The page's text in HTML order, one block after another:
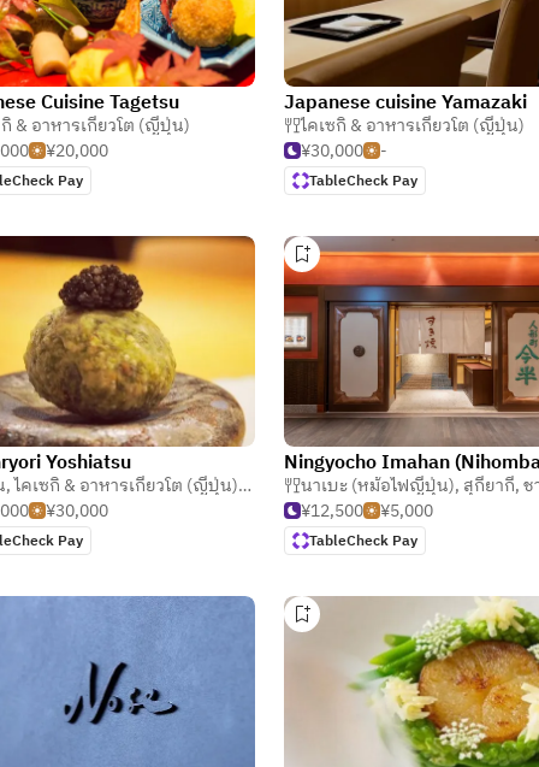
Cuisine Tagetsu
กิ & อาหารเกียวโต (ญี่ปุ่น)
¥20,000
Pay
Japanese cuisine Yamazaki
ไคเซกิ & อาหารเกียวโต (ญี่ปุ่น)
¥30,000
-
TableCheck Pay
ม้อไฟ)
Yoshiatsu
,ไคเซกิ & อาหารเกียวโต (ญี่ปุ่น),คัปโปะ (ญี่ปุ่นดั้งเดิม)
¥30,000
Pay
นาเบะ (หม้อไฟญี่ปุ่น), สุกี้ยากี้, ชาบู
¥12,500
¥5,000
TableCheck Pay